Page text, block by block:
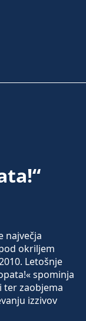
največja
okriljem
Letošnje
spominja
ter zaobjema
izzivov